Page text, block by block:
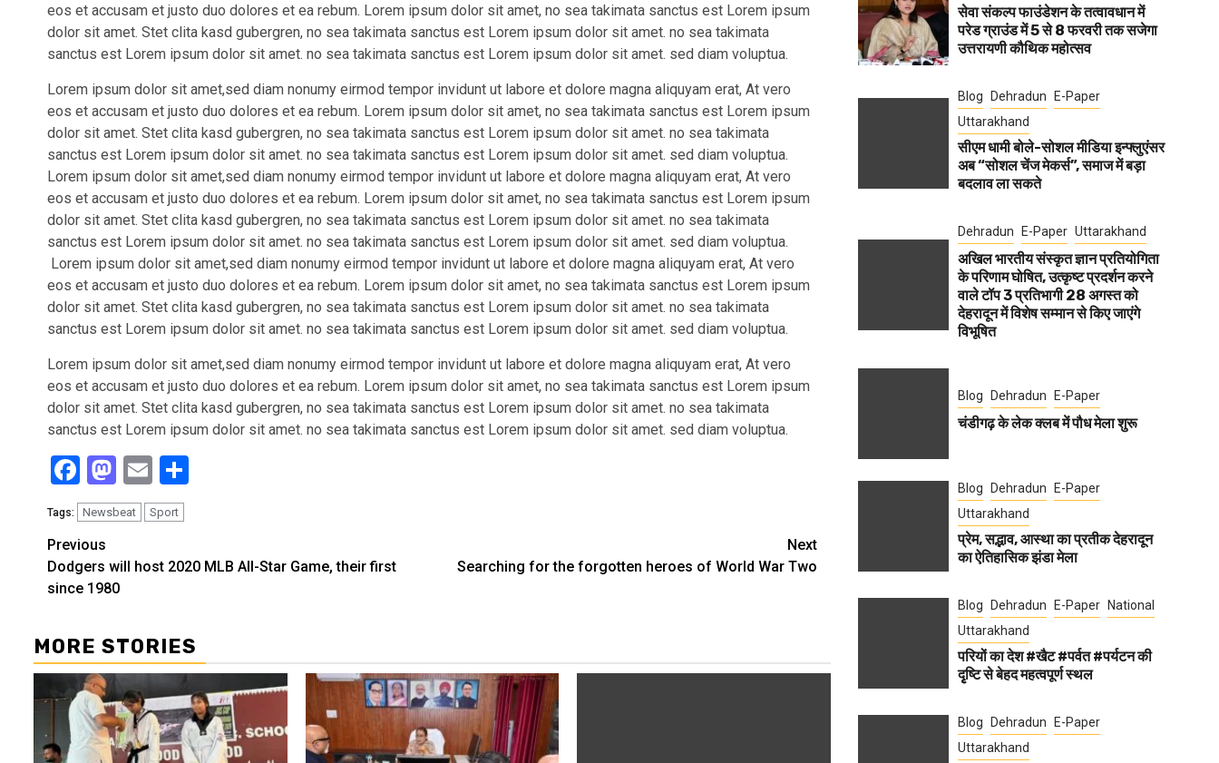
eos et accusam et justo duo dolores et ea rebum. Lorem ipsum dolor sit amet, no sea takimata sanctus est Lorem ipsum
dolor sit amet. Stet clita kasd gubergren, no sea takimata sanctus est Lorem ipsum dolor sit amet. no sea takimata
sanctus est Lorem ipsum dolor sit amet. no sea takimata sanctus est Lorem ipsum dolor sit amet. sed diam voluptua.
Lorem ipsum dolor sit amet,sed diam nonumy eirmod tempor invidunt ut labore et dolore magna aliquyam erat, At vero
eos et accusam et justo duo dolores et ea rebum. Lorem ipsum dolor sit amet, no sea takimata sanctus est Lorem ipsum
dolor sit amet. Stet clita kasd gubergren, no sea takimata sanctus est Lorem ipsum dolor sit amet. no sea takimata
sanctus est Lorem ipsum dolor sit amet. no sea takimata sanctus est Lorem ipsum dolor sit amet. sed diam voluptua.
Lorem ipsum dolor sit amet,sed diam nonumy eirmod tempor invidunt ut labore et dolore magna aliquyam erat, At vero
eos et accusam et justo duo dolores et ea rebum. Lorem ipsum dolor sit amet, no sea takimata sanctus est Lorem ipsum
dolor sit amet. Stet clita kasd gubergren, no sea takimata sanctus est Lorem ipsum dolor sit amet. no sea takimata
sanctus est Lorem ipsum dolor sit amet. no sea takimata sanctus est Lorem ipsum dolor sit amet. sed diam voluptua.
Lorem ipsum dolor sit amet,sed diam nonumy eirmod tempor invidunt ut labore et dolore magna aliquyam erat, At vero
eos et accusam et justo duo dolores et ea rebum. Lorem ipsum dolor sit amet, no sea takimata sanctus est Lorem ipsum
dolor sit amet. Stet clita kasd gubergren, no sea takimata sanctus est Lorem ipsum dolor sit amet. no sea takimata
sanctus est Lorem ipsum dolor sit amet. no sea takimata sanctus est Lorem ipsum dolor sit amet. sed diam voluptua.
Lorem ipsum dolor sit amet,sed diam nonumy eirmod tempor invidunt ut labore et dolore magna aliquyam erat, At vero
eos et accusam et justo duo dolores et ea rebum. Lorem ipsum dolor sit amet, no sea takimata sanctus est Lorem ipsum
dolor sit amet. Stet clita kasd gubergren, no sea takimata sanctus est Lorem ipsum dolor sit amet. no sea takimata
sanctus est Lorem ipsum dolor sit amet. no sea takimata sanctus est Lorem ipsum dolor sit amet. sed diam voluptua.
Facebook
Mastodon
Email
Tags: Newsbeat Sport
Continue
Reading
Previous
Dodgers will host 2020 MLB All-Star Game, their first
since 1980
Next
Searching for the forgotten heroes of World War Two
MORE STORIES
सेवा संकल्प फाउंडेशन के तत्वावधान में
परेड ग्राउंड में 5 से 8 फरवरी तक सजेगा
उत्तरायणी कौथिक महोत्सव
Blog Dehradun
E-Paper
Uttarakhand
सीएम धामी बोले-सोशल मीडिया इन्फ्लुएंसर
अब “सोशल चेंज मेकर्स”, समाज में बड़ा
बदलाव ला सकते
Dehradun E-Paper Uttarakhand
अखिल भारतीय संस्कृत ज्ञान प्रतियोगिता
के परिणाम घोषित, उत्कृष्ट प्रदर्शन करने
वाले टॉप 3 प्रतिभागी 28 अगस्त को
देहरादून में विशेष सम्मान से किए जाएंगे
विभूषित
Blog Dehradun E-Paper
चंडीगढ़ के लेक क्लब में पौध मेला शुरू
Blog Dehradun
E-Paper
Uttarakhand
प्रेम, सद्भाव, आस्था का प्रतीक देहरादून
का ऐतिहासिक झंडा मेला
Blog Dehradun E-Paper
National
Uttarakhand
परियों का देश #खैट #पर्वत #पर्यटन की
दृृष्टि से बेहद महत्वपूर्ण स्थल
Blog Dehradun
E-Paper
Uttarakhand